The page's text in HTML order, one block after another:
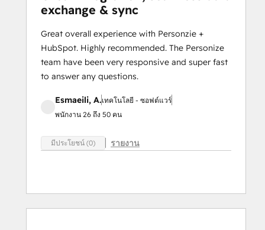
exchange & sync
Great overall experience with Personzie +
HubSpot. Highly recommended. The Personize
team have been very responsive and super fast
to answer any questions.
Esmaeili, A.เทคโนโลยี - ซอฟต์แวร์
พนักงาน 26 ถึง 50 คน
มีประโยชน์ (0) รายงาน